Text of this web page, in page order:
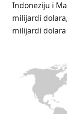
Indoneziju i
milijardi
milijardi dolara